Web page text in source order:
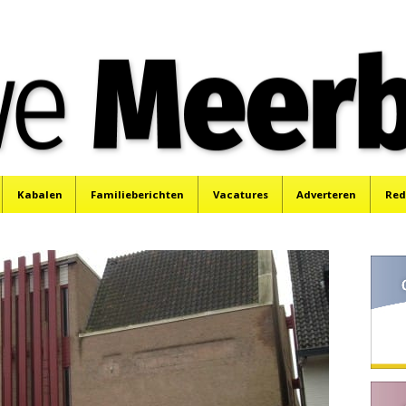
Kabalen Familieberichten Vacatures Adverteren